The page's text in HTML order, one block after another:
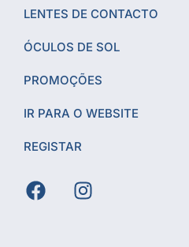
LENTES DE CONTACTO
ÓCULOS DE SOL
PROMOÇÕES
IR PARA O WEBSITE
REGISTAR